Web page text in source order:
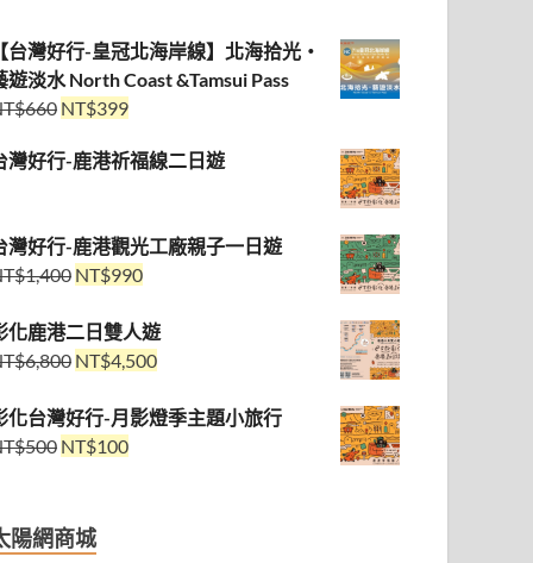
台灣好行-皇冠北海岸線】北海拾光・
遊淡水 North Coast &Tamsui Pass
660 NT$399
灣好行-鹿港祈福線二日遊
灣好行-鹿港觀光工廠親子一日遊
1,400 NT$990
化鹿港二日雙人遊
6,800 NT$4,500
化台灣好行-月影燈季主題小旅行
500 NT$100
陽網商城